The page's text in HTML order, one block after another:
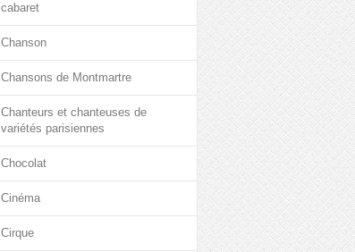
cabaret
Chanson
Chansons de Montmartre
Chanteurs et chanteuses de
variétés parisiennes
Chocolat
Cinéma
Cirque